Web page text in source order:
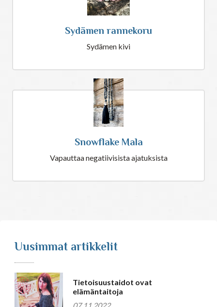
Sydämen rannekoru
Sydämen kivi
Snowflake Mala
Vapauttaa negatiivisista ajatuksista
Uusimmat artikkelit
Tietoisuustaidot ovat
elämäntaitoja